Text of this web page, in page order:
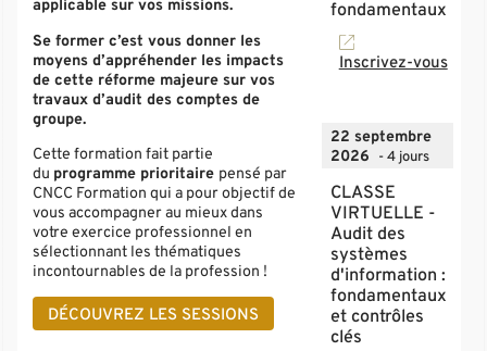
applicable sur vos missions.
Se former c’est vous donner les
moyens d’appréhender les impacts
de cette réforme majeure sur vos
travaux d’audit des comptes de
groupe.
Cette formation fait partie
du programme prioritaire pensé par
CNCC Formation qui a pour objectif de
vous accompagner au mieux dans
votre exercice professionnel en
sélectionnant les thématiques
incontournables de la profession !
DÉCOUVREZ LES SESSIONS
fondamentaux
Inscrivez-vous
22 septembre
2026
- 4 jours
CLASSE
VIRTUELLE -
Audit des
systèmes
d'information :
fondamentaux
et contrôles
clés